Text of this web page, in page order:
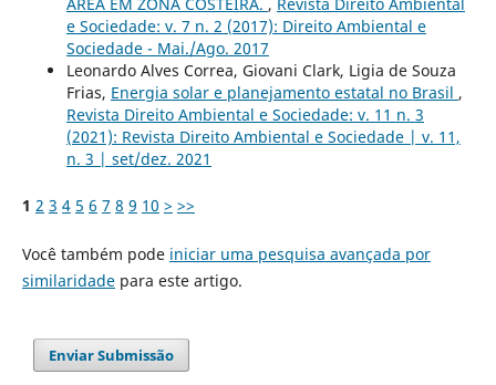
ÁREA EM ZONA COSTEIRA. , Revista Direito Ambiental
e Sociedade: v. 7 n. 2 (2017): Direito Ambiental e
Sociedade - Mai./Ago. 2017
Leonardo Alves Correa, Giovani Clark, Ligia de Souza
Frias, Energia solar e planejamento estatal no Brasil ,
Revista Direito Ambiental e Sociedade: v. 11 n. 3
(2021): Revista Direito Ambiental e Sociedade | v. 11,
n. 3 | set/dez. 2021
1 2 3 4 5 6 7 8 9 10 > >>
Você também pode iniciar uma pesquisa avançada por
similaridadepara este artigo.
Enviar Submissão